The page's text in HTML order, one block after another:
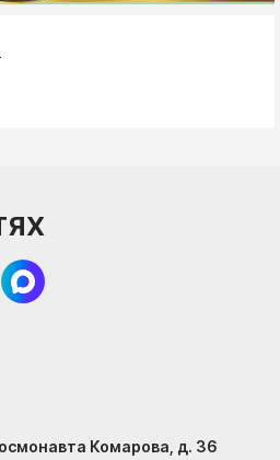
Комарова, д. 36